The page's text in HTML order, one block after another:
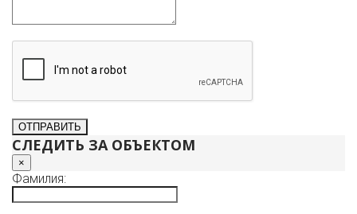
СЛЕДИТЬ ЗА ОБЪЕКТОМ
×
Фамилия: